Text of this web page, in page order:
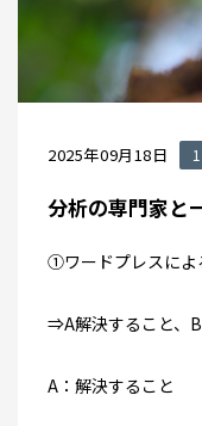
2025年09月18日
分析の専門家と
①ワードプレスによ
⇒A解決すること、
A：解決すること